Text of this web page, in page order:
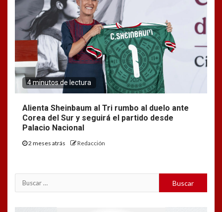
4 minutos de lectura
Alienta Sheinbaum al Tri rumbo al duelo ante
Corea del Sur y seguirá el partido desde
Palacio Nacional
2 meses atrás Redacción
Buscar: